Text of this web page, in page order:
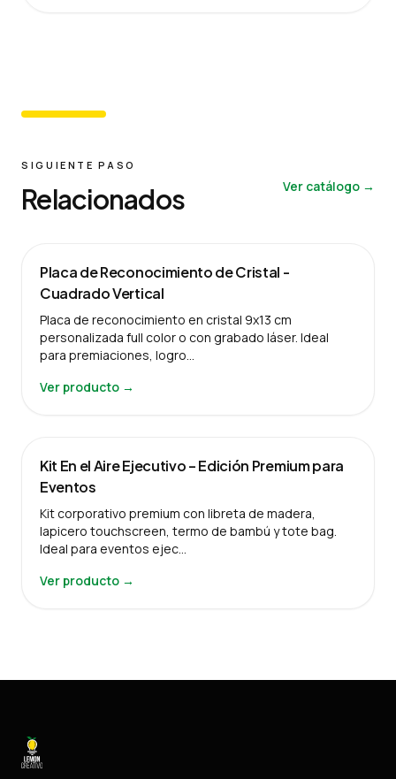
SIGUIENTE PASO
Relacionados Ver catálogo →
Placa de Reconocimiento de Cristal -
Cuadrado Vertical
Placa de reconocimiento en cristal 9x13 cm
personalizada full color o con grabado láser. Ideal
para premiaciones, logro…
Ver producto →
Kit En el Aire Ejecutivo – Edición Premium para
Eventos
Kit corporativo premium con libreta de madera,
lapicero touchscreen, termo de bambú y tote bag.
Ideal para eventos ejec…
Ver producto →